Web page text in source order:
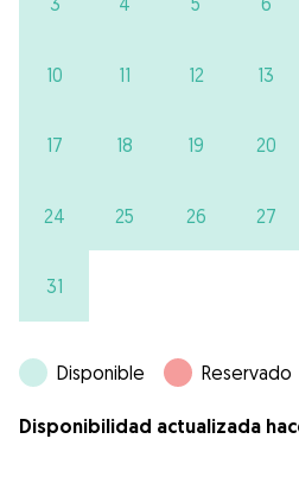
10 11 12 13
17 18 19 20
24 25 26 27
31
Disponible Reservado
Disponibilidad actualizada